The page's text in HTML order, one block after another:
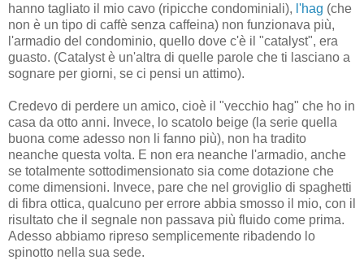
hanno tagliato il mio cavo (ripicche condominiali), l'hag (che
non è un tipo di caffè senza caffeina) non funzionava più,
l'armadio del condominio, quello dove c'è il "catalyst", era
guasto. (Catalyst è un'altra di quelle parole che ti lasciano a
sognare per giorni, se ci pensi un attimo).
Credevo di perdere un amico, cioè il "vecchio hag" che ho in
casa da otto anni. Invece, lo scatolo beige (la serie quella
buona come adesso non li fanno più), non ha tradito
neanche questa volta. E non era neanche l'armadio, anche
se totalmente sottodimensionato sia come dotazione che
come dimensioni. Invece, pare che nel groviglio di spaghetti
di fibra ottica, qualcuno per errore abbia smosso il mio, con il
risultato che il segnale non passava più fluido come prima.
Adesso abbiamo ripreso semplicemente ribadendo lo
spinotto nella sua sede.